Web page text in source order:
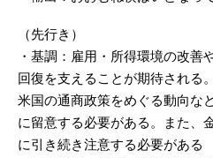
（先行き）
・基調：雇用・所得環境の改善
回復を支えることが期待される
米国の通商政策をめぐる動向な
に留意する必要がある。また、
に引き続き注意する必要がある